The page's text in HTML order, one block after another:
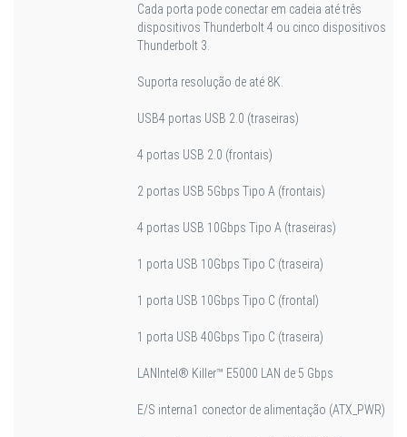
Cada porta pode conectar em cadeia até três
dispositivos Thunderbolt 4 ou cinco dispositivos
Thunderbolt 3.
Suporta resolução de até 8K.
USB4 portas USB 2.0 (traseiras)
4 portas USB 2.0 (frontais)
2 portas USB 5Gbps Tipo A (frontais)
4 portas USB 10Gbps Tipo A (traseiras)
1 porta USB 10Gbps Tipo C (traseira)
1 porta USB 10Gbps Tipo C (frontal)
1 porta USB 40Gbps Tipo C (traseira)
LANIntel® Killer™ E5000 LAN de 5 Gbps
E/S interna1 conector de alimentação (ATX_PWR)